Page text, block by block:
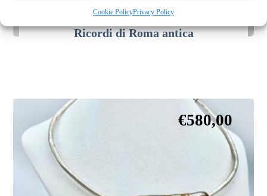
Cookie PolicyPrivacy Policy
Ricordi di Roma antica
€580,00